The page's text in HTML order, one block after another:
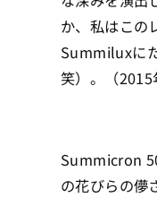
か、私はこの
Summiluxに
笑）。（2015
Summicron
の花びらの儚